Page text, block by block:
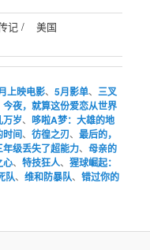
记 /
美国
上映电影、5月影单、 三叉
今夜，就算这份爱恋从世界
万岁、 哆啦A梦：大雄的地
时间、彷徨之刃、最后的，
年级丢失了超能力、母亲的
心、特技狂人、猩球崛起：
队、维和防暴队、错过你的